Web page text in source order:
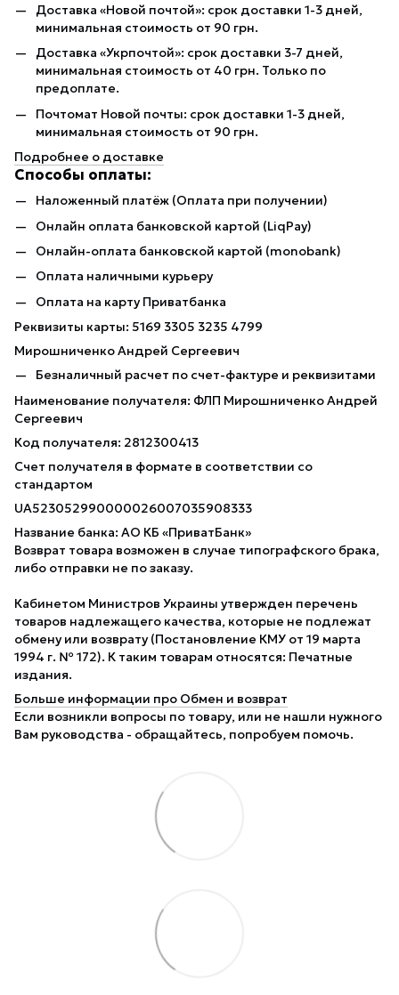
Доставка «Новой почтой»: срок доставки 1-3 дней,
минимальная стоимость от 90 грн.
Доставка «Укрпочтой»: срок доставки 3-7 дней,
минимальная стоимость от 40 грн. Только по
предоплате.
Почтомат Новой почты: срок доставки 1-3 дней,
минимальная стоимость от 90 грн.
Подробнее о доставке
Способы оплаты:
Наложенный платёж (Оплата при получении)
Онлайн оплата банковской картой (LiqPay)
Онлайн-оплата банковской картой (monobank)
Оплата наличными курьеру
Оплата на карту Приватбанка
Реквизиты карты: 5169 3305 3235 4799
Мирошниченко Андрей Сергеевич
Безналичный расчет по счет-фактуре и реквизитами
Наименование получателя: ФЛП Мирошниченко Андрей
Сергеевич
Код получателя: 2812300413
Счет получателя в формате в соответствии со
стандартом
UA523052990000026007035908333
Название банка: АО КБ «ПриватБанк»
Возврат товара возможен в случае типографского брака,
либо отправки не по заказу.
Кабинетом Министров Украины утвержден перечень
товаров надлежащего качества, которые не подлежат
обмену или возврату (Постановление КМУ от 19 марта
1994 г. № 172). К таким товарам относятся: Печатные
издания.
Больше информации про Обмен и возврат
Если возникли вопросы по товару, или не нашли нужного
Вам руководства - обращайтесь, попробуем помочь.